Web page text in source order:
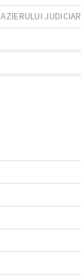
JUDICIAR